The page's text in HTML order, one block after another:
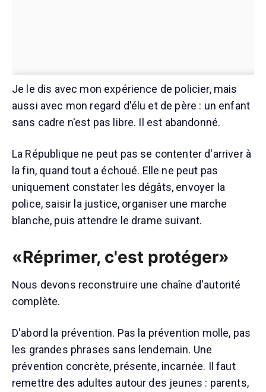
Je le dis avec mon expérience de policier, mais
aussi avec mon regard d'élu et de père : un enfant
sans cadre n'est pas libre. Il est abandonné.
La République ne peut pas se contenter d'arriver à
la fin, quand tout a échoué. Elle ne peut pas
uniquement constater les dégâts, envoyer la
police, saisir la justice, organiser une marche
blanche, puis attendre le drame suivant.
«Réprimer, c'est protéger»
Nous devons reconstruire une chaîne d'autorité
complète.
D'abord la prévention. Pas la prévention molle, pas
les grandes phrases sans lendemain. Une
prévention concrète, présente, incarnée. Il faut
remettre des adultes autour des jeunes : parents,